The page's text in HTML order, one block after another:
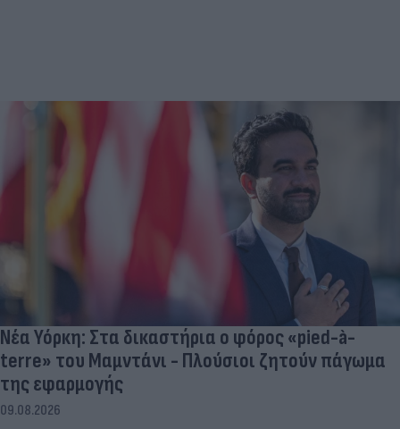
Νέα Υόρκη: Στα δικαστήρια ο φόρος «pied-à-
terre» του Μαμντάνι - Πλούσιοι ζητούν πάγωμα
της εφαρμογής
09.08.2026